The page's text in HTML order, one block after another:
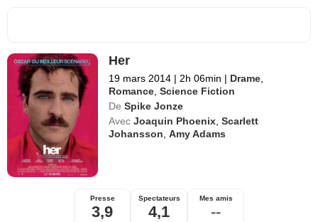
Her
19 mars 2014 | 2h 06min | Drame,
Romance,Science Fiction
De Spike Jonze
Avec Joaquin Phoenix,Scarlett
Johansson,Amy Adams
Presse
3,9
Spectateurs
4,1
Mes amis
--